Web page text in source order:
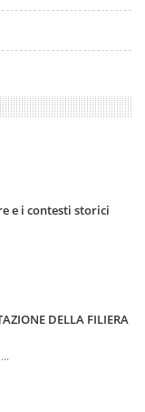
e i contesti storici
DELLA FILIERA